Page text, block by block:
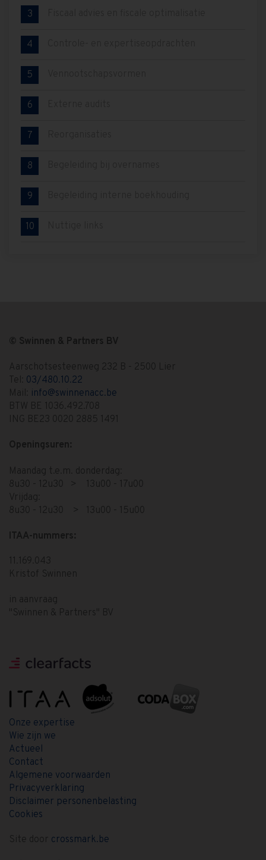
3
4
5
6
7
8
9
10
© Swinnen & Partners BV
Aarschotsesteenweg 232 B - 2500 Lier
Tel: 03/480.10.22
Mail: info@swinnenacc.be
BTW BE 1036.492.708
ING BE23 0020 2885 1491
Openingsuren:
Maandag t.e.m. donderdag:
8u30 - 12u30 > 13u00 - 17u00
Vrijdag:
8u30 - 12u30 > 13u00 - 15u00
ITAA-nummers:
11.169.043
Kristof Swinnen
in aanvraag
"Swinnen & Partners" BV
Onze expertise
Wie zijn we
Actueel
Contact
Algemene voorwaarden
Privacyverklaring
Disclaimer personenbelasting
Cookies
Site door crossmark.be